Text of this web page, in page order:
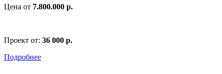
Цена от 7.800.000 р.
Проект от: 36 000 р.
Подробнее